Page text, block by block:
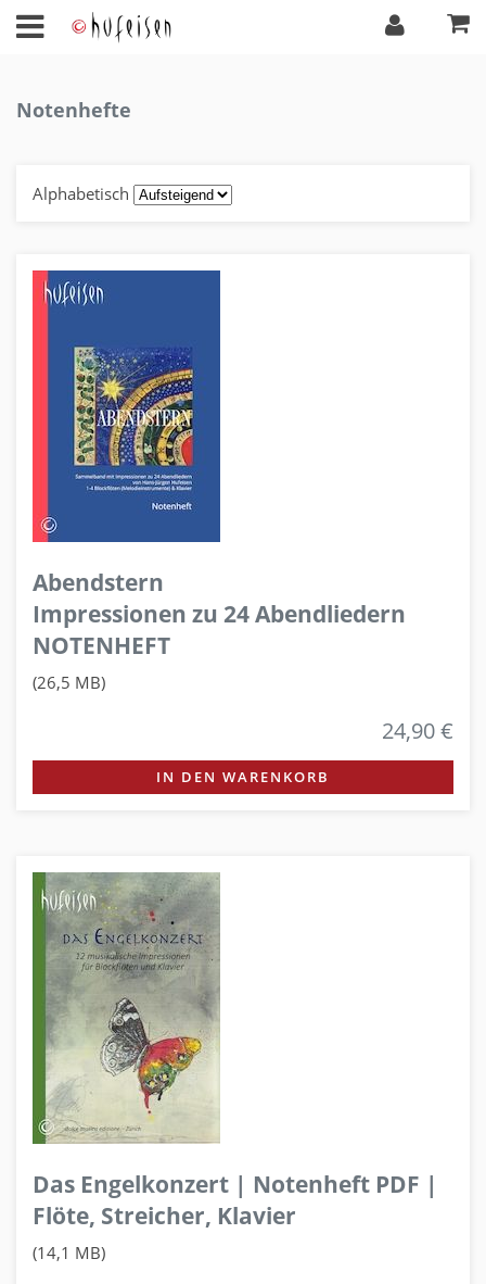
Notenhefte
Alphabetisch
Abendstern
Impressionen zu 24 Abendliedern
NOTENHEFT
(26,5 MB)
24,90 €
IN DEN WARENKORB
Das Engelkonzert | Notenheft PDF |
Flöte, Streicher, Klavier
(14,1 MB)